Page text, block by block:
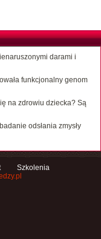
darami i
funkcjonalny genom
na zdrowiu dziecka? Są
odsłania zmysły
Szkolenia